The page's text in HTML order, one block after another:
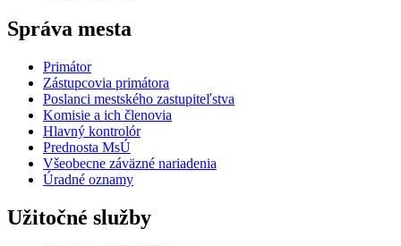
Správa mesta
Primátor
Zástupcovia primátora
Poslanci mestského zastupiteľstva
Komisie a ich členovia
Hlavný kontrolór
Prednosta MsÚ
Všeobecne záväzné nariadenia
Úradné oznamy
Užitočné služby